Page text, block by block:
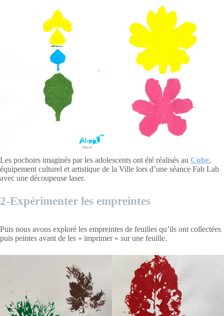
Les pochoirs imaginés par les adolescents ont été réalisés au Cube,
équipement culturel et artistique de la Ville lors d’une séance Fab Lab
avec une découpeuse laser.
2-Expérimenter les empreintes
Puis nous avons exploré les empreintes de feuilles qu’ils ont collectées
puis peintes avant de les « imprimer » sur une feuille.